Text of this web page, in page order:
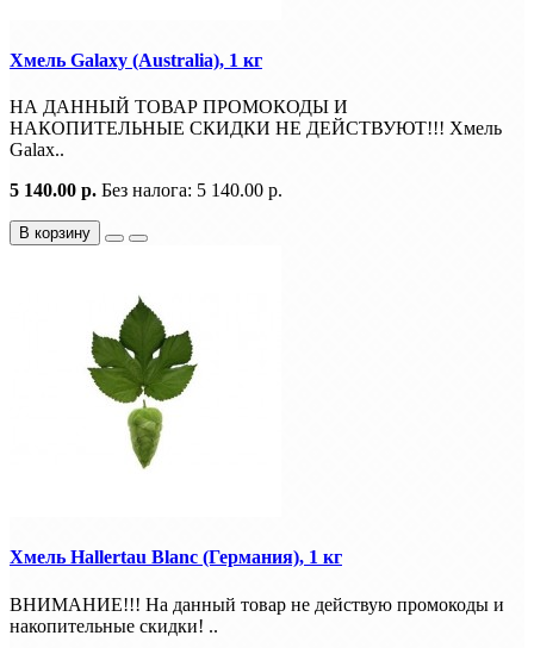
Хмель Galaxy (Australia), 1 кг
НА ДАННЫЙ ТОВАР ПРОМОКОДЫ И
НАКОПИТЕЛЬНЫЕ СКИДКИ НЕ ДЕЙСТВУЮТ!!! Хмель
Galax..
5 140.00 р. Без налога: 5 140.00 р.
В корзину
Хмель Hallertau Blanc (Германия), 1 кг
ВНИМАНИЕ!!! На данный товар не действую промокоды и
накопительные скидки! ..